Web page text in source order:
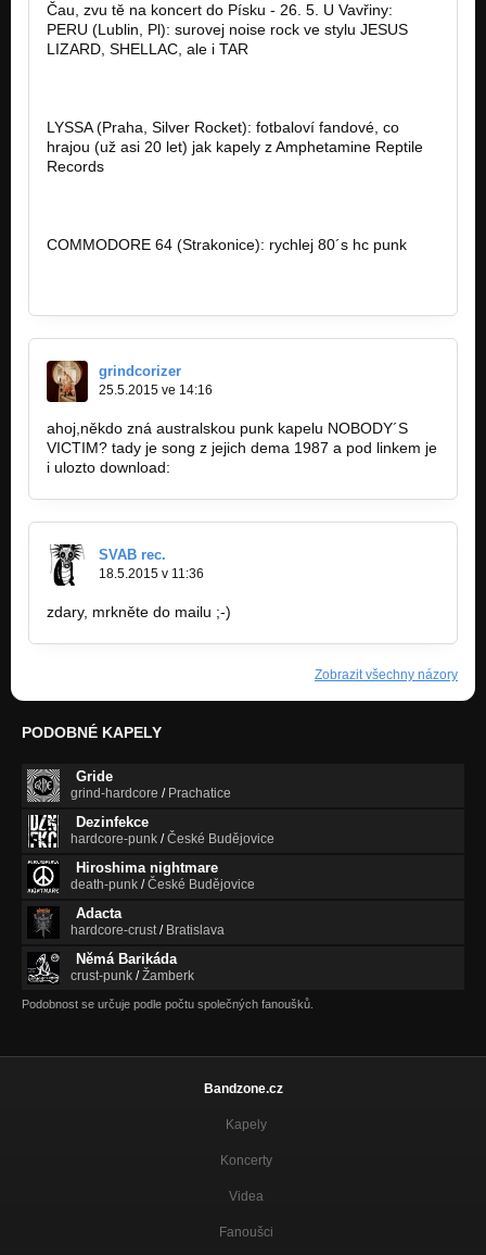
Čau, zvu tě na koncert do Písku - 26. 5. U Vavřiny:
PERU (Lublin, Pl): surovej noise rock ve stylu JESUS
LIZARD, SHELLAC, ale i TAR
LYSSA (Praha, Silver Rocket): fotbaloví fandové, co
hrajou (už asi 20 let) jak kapely z Amphetamine Reptile
Records
COMMODORE 64 (Strakonice): rychlej 80´s hc punk
grindcorizer
25.5.2015 ve 14:16
ahoj,někdo zná australskou punk kapelu NOBODY´S
VICTIM? tady je song z jejich dema 1987 a pod linkem je
i ulozto download:
SVAB rec.
18.5.2015 v 11:36
zdary, mrkněte do mailu ;-)
Zobrazit všechny názory
PODOBNÉ KAPELY
Gride
grind-hardcore / Prachatice
Dezinfekce
hardcore-punk /České Budějovice
Hiroshima nightmare
death-punk /České Budějovice
Adacta
hardcore-crust/ Bratislava
Němá Barikáda
crust-punk /Žamberk
Podobnost se určuje podle počtu společných fanoušků.
Bandzone.cz
Kapely
Koncerty
Videa
Fanoušci